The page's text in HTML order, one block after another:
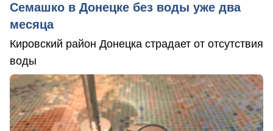
Семашко в Донецке без воды уже два
месяца
Кировский район Донецка страдает от отсутствия
воды